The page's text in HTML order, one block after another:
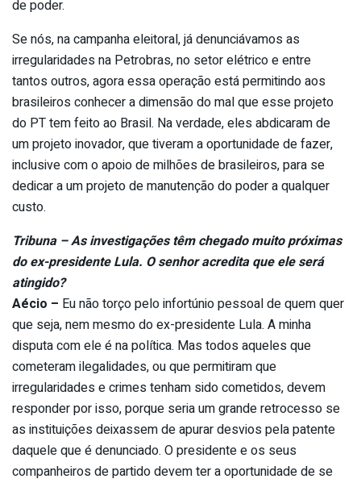
de poder.
Se nós, na campanha eleitoral, já denunciávamos as
irregularidades na Petrobras, no setor elétrico e entre
tantos outros, agora essa operação está permitindo aos
brasileiros conhecer a dimensão do mal que esse projeto
do PT tem feito ao Brasil. Na verdade, eles abdicaram de
um projeto inovador, que tiveram a oportunidade de fazer,
inclusive com o apoio de milhões de brasileiros, para se
dedicar a um projeto de manutenção do poder a qualquer
custo.
Tribuna – As investigações têm chegado muito próximas
do ex-presidente Lula. O senhor acredita que ele será
atingido?
Aécio – Eu não torço pelo infortúnio pessoal de quem quer
que seja, nem mesmo do ex-presidente Lula. A minha
disputa com ele é na política. Mas todos aqueles que
cometeram ilegalidades, ou que permitiram que
irregularidades e crimes tenham sido cometidos, devem
responder por isso, porque seria um grande retrocesso se
as instituições deixassem de apurar desvios pela patente
daquele que é denunciado. O presidente e os seus
companheiros de partido devem ter a oportunidade de se